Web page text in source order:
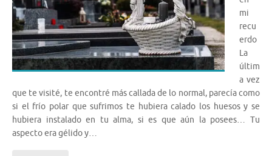
mi
recu
erdo
La
últim
a vez
que te visité, te encontré más callada de lo normal, parecía como
si el frío polar que sufrimos te hubiera calado los huesos y se
hubiera instalado en tu alma, si es que aún la posees… Tu
aspecto era gélido y…